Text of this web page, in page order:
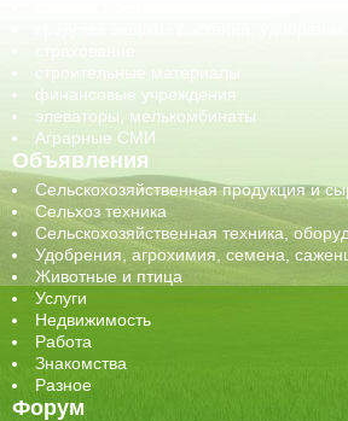
строительные материалы
финансовые учреждения
элеваторы, мелькомбинаты
Аграрные СМИ
Объявления
Сельскохозяйственная продукция и
Сельхоз техника
Сельскохозяйственная техника,
Удобрения, агрохимия, семена,
Животные и птица
Услуги
Недвижимость
Работа
Знакомства
Разное
Форум